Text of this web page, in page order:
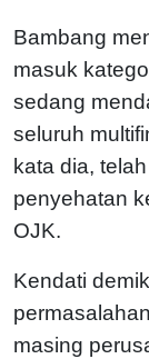
Bambang
masuk
sedang
seluruh
kata dia,
penyehatan
OJK.
Kendati
masing